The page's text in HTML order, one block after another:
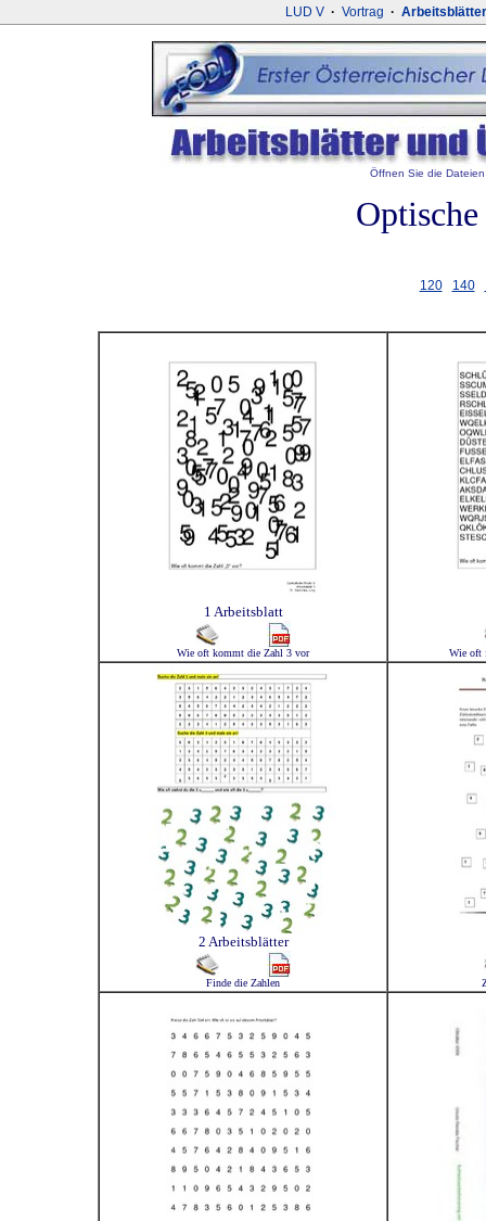
LUD V · Vortrag · Arbeitsblätter
Öffnen Sie die
120 140
1 Arbeitsblatt
Wie oft kommt die Zahl 3 vor Wie oft
2 Arbeitsblätter
Finde die Zahlen